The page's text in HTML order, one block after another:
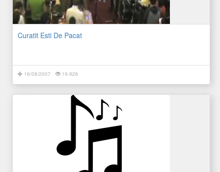
Curatit Esti De Pacat
16/08/2007 19.926